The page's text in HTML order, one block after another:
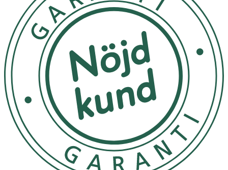
Förvaras torrt.
Material
Supermjukt VelveTy-tyg